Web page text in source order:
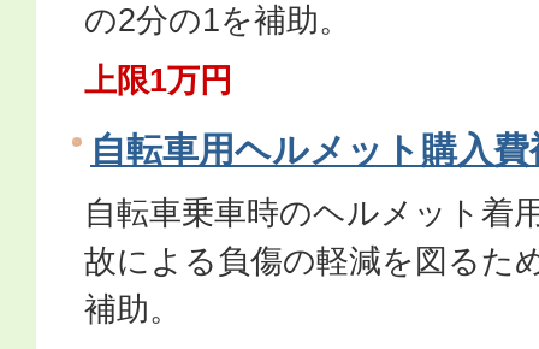
の2分の1を補助。
上限1万円
自転車用ヘルメット購入費
自転車乗車時のヘルメット着
故による負傷の軽減を図るた
補助。